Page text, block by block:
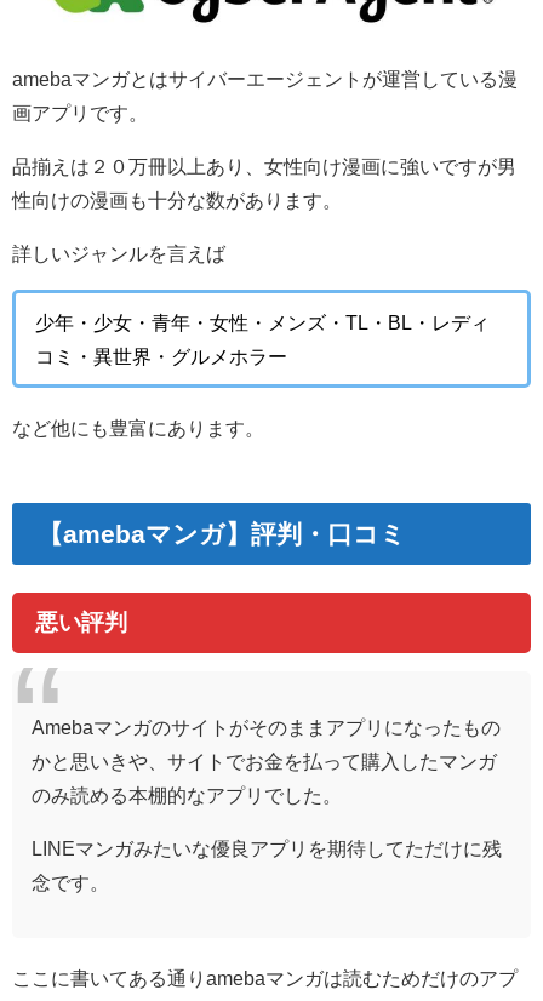
amebaマンガとはサイバーエージェントが運営している漫
画アプリです。
品揃えは２０万冊以上あり、女性向け漫画に強いですが男
性向けの漫画も十分な数があります。
詳しいジャンルを言えば
少年・少女・青年・女性・メンズ・TL・BL・レディ
コミ・異世界・グルメホラー
など他にも豊富にあります。
【amebaマンガ】評判・口コミ
悪い評判
Amebaマンガのサイトがそのままアプリになったもの
かと思いきや、サイトでお金を払って購入したマンガ
のみ読める本棚的なアプリでした。
LINEマンガみたいな優良アプリを期待してただけに残
念です。
ここに書いてある通りamebaマンガは読むためだけのアプ